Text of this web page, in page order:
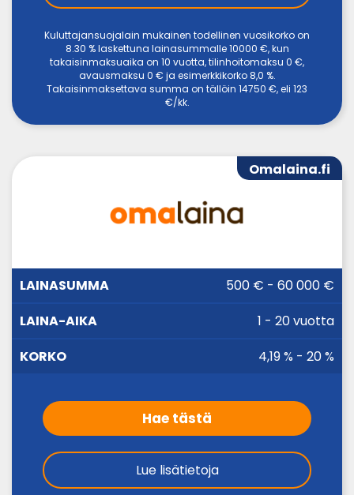
Kuluttajansuojalain mukainen todellinen vuosikorko on
8.30 % laskettuna lainasummalle 10000 €, kun
takaisinmaksuaika on 10 vuotta, tilinhoitomaksu 0 €,
avausmaksu 0 € ja esimerkkikorko 8,0 %.
Takaisinmaksettava summa on tällöin 14750 €, eli 123
€/kk.
Omalaina.fi
LAINASUMMA KORKO500 € - 60 000 €
1 - 20 vuotta
4,19 % - 20 %
Hae tästä
Lue lisätietoja